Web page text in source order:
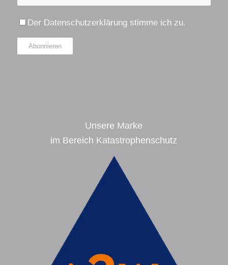
Der Datenschutzerklärungstimme ich zu.
Unsere Marke
im Bereich Katastrophenschutz